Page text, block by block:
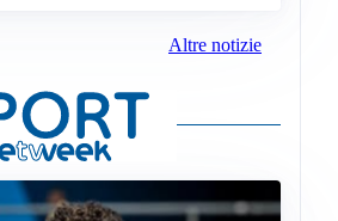
Altre notizie